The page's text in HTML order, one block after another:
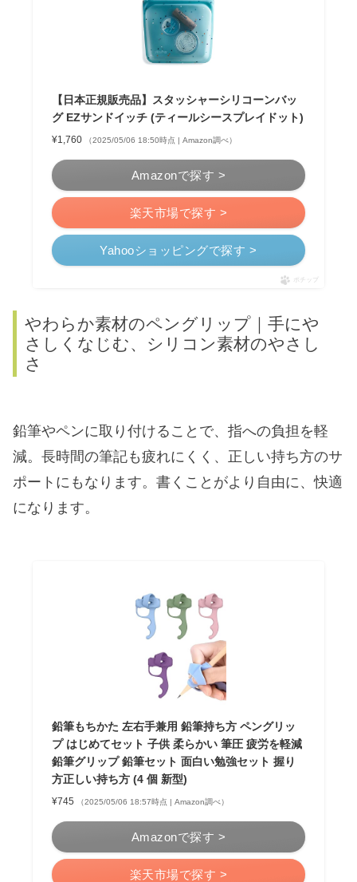
【日本正規販売品】スタッシャーシリコーンバッ
グ EZサンドイッチ (ティールシースプレイドット)
¥1,760 （2025/05/06 18:50時点 | Amazon調べ）
Amazonで探す >
楽天市場で探す >
Yahooショッピングで探す >
ポチップ
やわらか素材のペングリップ｜手にや
さしくなじむ、シリコン素材のやさし
さ
鉛筆やペンに取り付けることで、指への負担を軽
減。長時間の筆記も疲れにくく、正しい持ち方のサ
ポートにもなります。書くことがより自由に、快適
になります。
鉛筆もちかた 左右手兼用 鉛筆持ち方 ペングリッ
プ はじめてセット 子供 柔らかい 筆圧 疲労を軽減
鉛筆グリップ 鉛筆セット 面白い勉強セット 握り
方正しい持ち方 (4 個 新型)
¥745 （2025/05/06 18:57時点 | Amazon調べ）
Amazonで探す >
楽天市場で探す >